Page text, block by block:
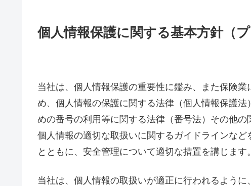
個人情報保護に関する基本方針（
当社は、個人情報保護の重要性に鑑み、また保険
め、個人情報の保護に関する法律（個人情報保護
めの番号の利用等に関する法律（番号法）その他
個人情報の適切な取扱いに関するガイドラインな
とともに、安全管理について適切な措置を講じます。
当社は、個人情報の取扱いが適正に行われるよう